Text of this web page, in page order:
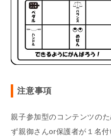
注意事項
親子参加型のコンテンツの
ず親御さんor保護者が１名